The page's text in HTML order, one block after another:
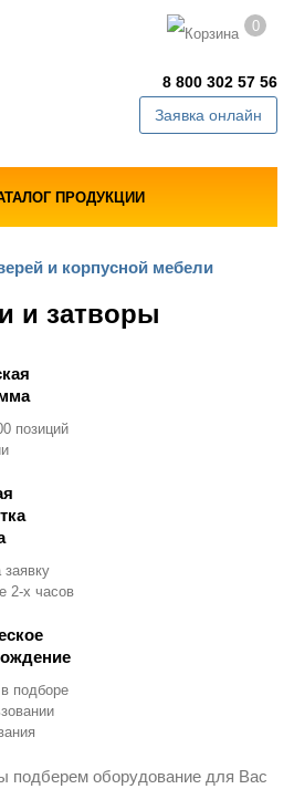
0
8 800 302 57 56
Заявка онлайн
ПРОДУКЦИИ
и корпусной мебели
и затворы
позиций
2-х часов
подборе
подберем оборудование для Вас